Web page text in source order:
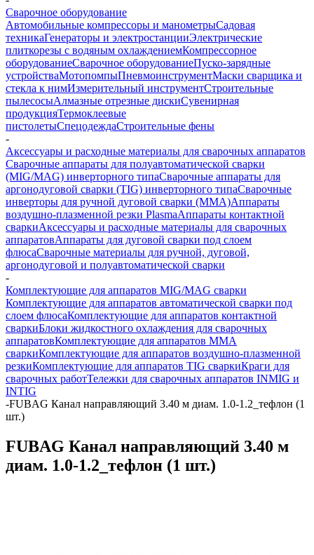
Сварочное оборудование
Автомобильные компрессоры и манометрыСадовая
техникаГенераторы и электростанцииЭлектрические
плиткорезы с водяным охлаждениемКомпрессорное
оборудованиеСварочное оборудованиеПуско-зарядные
устройстваМотопомпыПневмоинструментМаски сварщика и
стекла к нимИзмерительный инструментСтроительные
пылесосыАлмазные отрезные дискиСувенирная
продукцияТермоклеевые
пистолетыСпецодеждаСтроительные фены
-
Аксессуары и расходные материалы для сварочных аппаратов
Сварочные аппараты для полуавтоматической сварки
(MIG/MAG) инверторного типаСварочные аппараты для
аргонодуговой сварки (TIG) инверторного типаСварочные
инверторы для ручной дуговой сварки (MMA)Аппараты
воздушно-плазменной резки PlasmaАппараты контактной
сваркиАксессуары и расходные материалы для сварочных
аппаратовАппараты для дуговой сварки под слоем
флюсаСварочные материалы для ручной, дуговой,
аргонодуговой и полуавтоматической сварки
-
Комплектующие для аппаратов MIG/MAG сварки
Комплектующие для аппаратов автоматической сварки под
слоем флюсаКомплектующие для аппаратов контактной
сваркиБлоки жидкостного охлаждения для сварочных
аппаратовКомплектующие для аппаратов ММА
сваркиКомплектующие для аппаратов воздушно-плазменной
резкиКомплектующие для аппаратов TIG сваркиКраги для
сварочных работТележки для сварочных аппаратов INMIG и
INTIG
-FUBAG Канал направляющий 3.40 м диам. 1.0-1.2_тефлон (1
шт.)
FUBAG Канал направляющий 3.40 м
диам. 1.0-1.2_тефлон (1 шт.)